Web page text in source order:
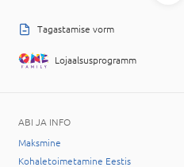
Tagastamise vorm
Lojaalsusprogramm
ABI JA INFO
Maksmine
Kohaletoimetamine Eestis